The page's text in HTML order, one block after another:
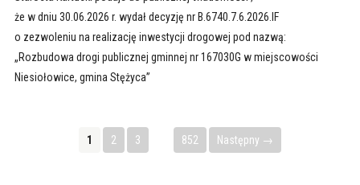
że w dniu 30.06.2026 r. wydał decyzję nr B.6740.7.6.2026.IF
o zezwoleniu na realizację inwestycji drogowej pod nazwą:
„Rozbudowa drogi publicznej gminnej nr 167030G w miejscowości
Niesiołowice, gmina Stężyca”
1 2 3 852 Następny →